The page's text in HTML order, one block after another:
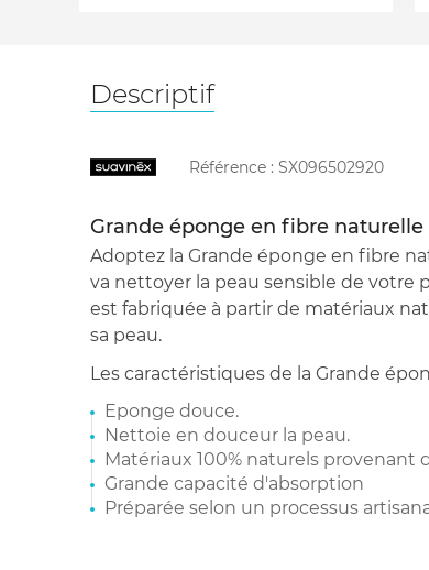
Descriptif
Référence : SX096502920
Grande éponge en fibre naturelle
Adoptez la Grande éponge en fibre
va nettoyer la peau sensible de
est fabriquée à partir de matériaux
sa peau.
Les caractéristiques de la Grande
Eponge douce.
Nettoie en douceur la peau.
Matériaux 100% naturels provenant
Grande capacité d'absorption
Préparée selon un processus